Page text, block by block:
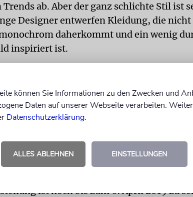
Trends ab. Aber der ganz schlichte Stil ist
Designer entwerfen Kleidung, die
daherkommt und ein wenig
inspiriert ist.
auch Kritik, und das ist toll, denn wir
Was mich sehr freut, ist, dass einige
Assaf-Shapira sprach Katrin Richter.
ist noch bis zum 6. April 2019 zu
können Sie Informationen zu den Zwecken und
Daten auf unserer Webseite verarbeiten.
Datenschutzerklärung.
ALLES ABLEHNEN EINSTELLUNGEN